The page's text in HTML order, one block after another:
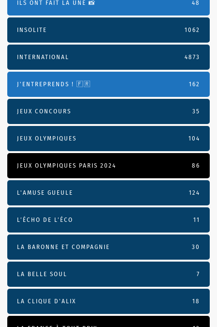
ILS ONT FAIT LA UNE 📸 48
INSOLITE 1062
INTERNATIONAL 4873
J'ENTREPRENDS ! 🇫🇷 162
JEUX CONCOURS 35
JEUX OLYMPIQUES 104
JEUX OLYMPIQUES PARIS 2024 86
L'AMUSE GUEULE 124
L’ÉCHO DE L’ÉCO 11
LA BARONNE ET COMPAGNIE 30
LA BELLE SOUL 7
LA CLIQUE D'ALIX 18